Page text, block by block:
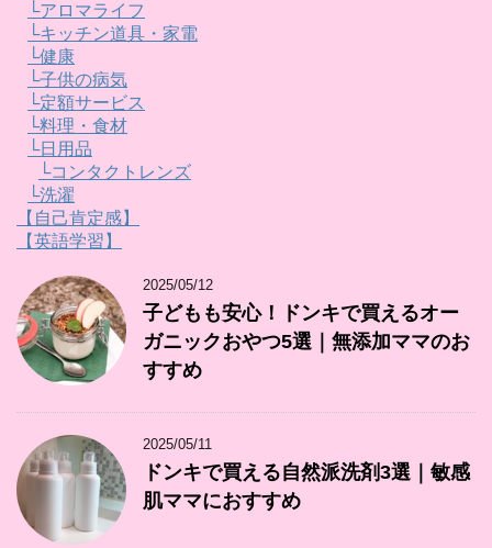
└アロマライフ
└キッチン道具・家電
└健康
└子供の病気
└定額サービス
└料理・食材
└日用品
└コンタクトレンズ
└洗濯
【自己肯定感】
【英語学習】
2025/05/12
子どもも安心！ドンキで買えるオー
ガニックおやつ5選｜無添加ママのお
すすめ
2025/05/11
ドンキで買える自然派洗剤3選｜敏感
肌ママにおすすめ